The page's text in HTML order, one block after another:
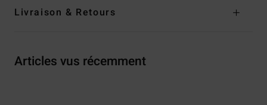
Livraison & Retours
Articles vus récemment